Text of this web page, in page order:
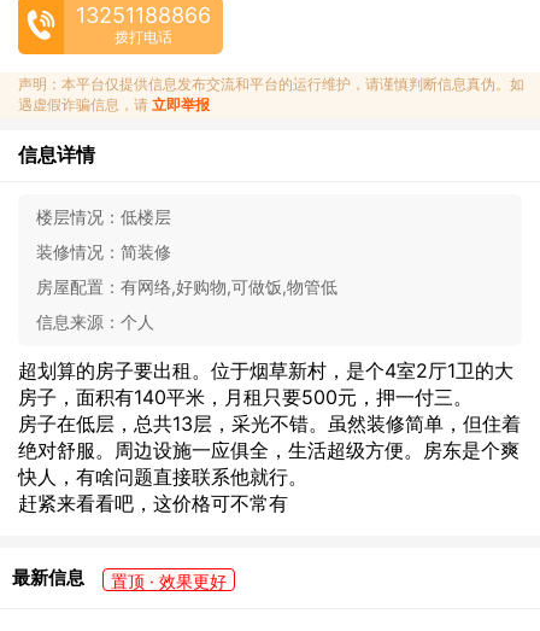
13251188866
拨打电话
声明：本平台仅提供信息发布交流和平台的运行维护，请谨慎判断信息真伪。如
遇虚假诈骗信息，请 立即举报
信息详情
楼层情况： 低楼层
装修情况： 简装修
房屋配置： 有网络,好购物,可做饭,物管低
信息来源： 个人
超划算的房子要出租。位于烟草新村，是个4室2厅1卫的大
房子，面积有140平米，月租只要500元，押一付三。
房子在低层，总共13层，采光不错。虽然装修简单，但住着
绝对舒服。周边设施一应俱全，生活超级方便。房东是个爽
快人，有啥问题直接联系他就行。
赶紧来看看吧，这价格可不常有
最新信息 置顶 · 效果更好